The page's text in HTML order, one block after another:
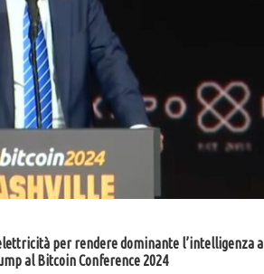
per rendere dominante l’intelligenza
al Bitcoin Conference 2024